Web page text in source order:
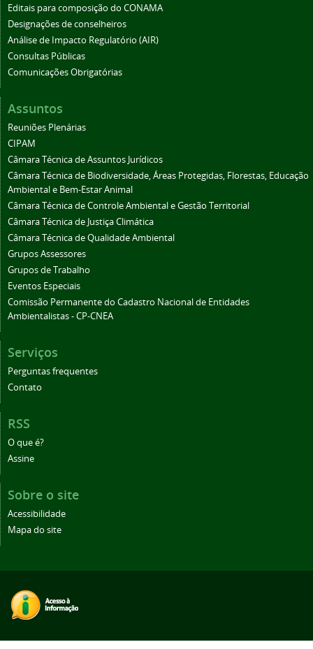
Editais para composição do CONAMA
Designações de conselheiros
Análise de Impacto Regulatório (AIR)
Consultas Públicas
Comunicações Obrigatórias
Assuntos
Reuniões Plenárias
CIPAM
Câmara Técnica de Assuntos Jurídicos
Câmara Técnica de Biodiversidade, Áreas Protegidas, Florestas, Educação
Ambiental e Bem-Estar Animal
Câmara Técnica de Controle Ambiental e Gestão Territorial
Câmara Técnica de Justiça Climática
Câmara Técnica de Qualidade Ambiental
Grupos Assessores
Grupos de Trabalho
Eventos Especiais
Comissão Permanente do Cadastro Nacional de Entidades
Ambientalistas - CP-CNEA
Serviços
Perguntas frequentes
Contato
RSS
O que é?
Assine
Sobre o site
Acessibilidade
Mapa do site